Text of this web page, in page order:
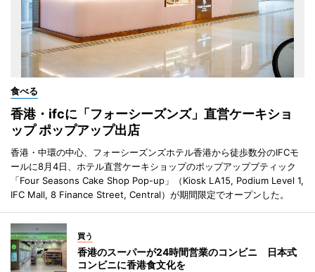
食べる
香港・ifcに「フォーシーズンズ」直営ケーキショ
ップ ポップアップ出店
香港・中環の中心、フォーシーズンズホテル香港から徒歩数分のIFCモ
ールに8月4日、ホテル直営ケーキショップのポップアップブティック
「Four Seasons Cake Shop Pop-up」（Kiosk LA15, Podium Level 1,
IFC Mall, 8 Finance Street, Central）が期間限定でオープンした。
買う
香港のスーパーが24時間営業のコンビニ 日本式
コンビニに香港食文化を